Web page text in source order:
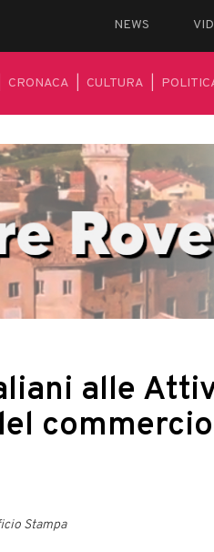
NEWS
CRONACA CULTURA
alle
Stampa